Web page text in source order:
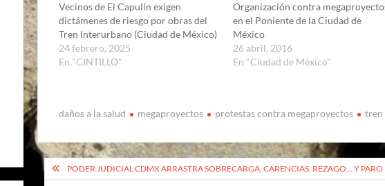
Vecinos de El Capulín exigen
dictámenes de riesgo por obras del
Tren Interurbano (Ciudad de México)
24 febrero, 2025
En "CINTILLO"
Organización contra
en el Poniente de la Ciudad de
México
26 abril, 2016
En "Ciudad de México"
daños a la salud megaproyectos protestas contra megaproyectos tren
Navegación
PODER JUDICIAL CDMX ARRASTRA SOBRECARGA, CARENCIAS, REZAGO… Y